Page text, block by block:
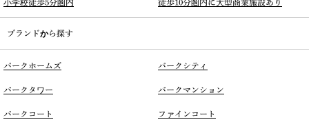
小学校徒歩5分圏内 徒歩10分圏内に大型商業施設あり
ブランドから探す
パークホームズ パークシティ
パークタワー パークマンション
パークコート ファインコート